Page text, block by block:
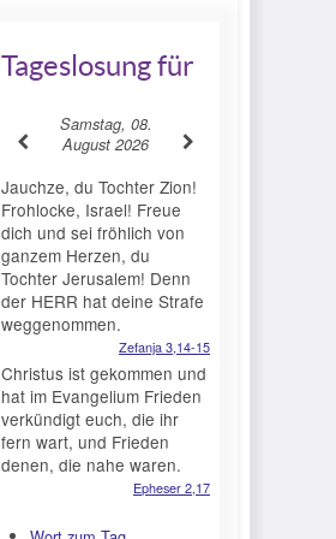
Tageslosung für
Samstag, 08.
August 2026
Jauchze, du Tochter Zion!
Frohlocke, Israel! Freue
dich und sei fröhlich von
ganzem Herzen, du
Tochter Jerusalem! Denn
der HERR hat deine Strafe
weggenommen.
Zefanja 3,14-15
Christus ist gekommen und
hat im Evangelium Frieden
verkündigt euch, die ihr
fern wart, und Frieden
denen, die nahe waren.
Epheser 2,17